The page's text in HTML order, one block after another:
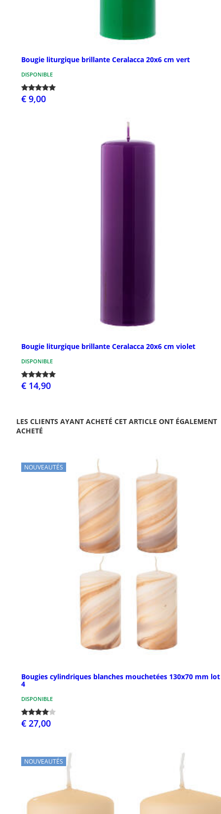
Bougie liturgique brillante Ceralacca 20x6 cm vert
DISPONIBLE
€ 9,00
Bougie liturgique brillante Ceralacca 20x6 cm violet
DISPONIBLE
€ 14,90
LES CLIENTS AYANT ACHETÉ CET ARTICLE ONT ÉGALEMENT
ACHETÉ
NOUVEAUTÉS
Bougies cylindriques blanches mouchetées 130x70 mm
4
DISPONIBLE
€ 27,00
NOUVEAUTÉS